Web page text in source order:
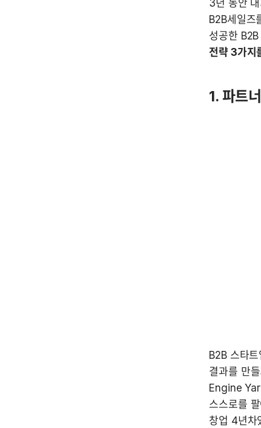
3년 동안
B2B세일즈
성공한
전략 3가지
1. 파트
B2B 스타
결과를 만
Engine
스스로를
창업 4년차